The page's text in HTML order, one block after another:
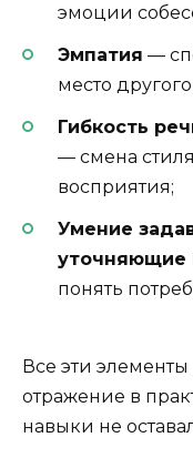
эмоции
Эмпатия —
место
Гибкость
— смена
восприятия;
Умение
уточняющие
понять
Все эти
отражение в
навыки не